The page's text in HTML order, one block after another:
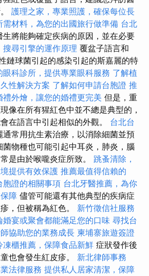
護理之家，專業照護，確保每位長
需材料，為您的出國旅行做準備 台北
生將能夠確定疾病的原因，並在必要
搜尋引擎的運作原理 覆盆子語言和
鏈球菌引起的感染引起的斯嘉麗的特
眼科診所，提供專業眼科服務 了解植
性解決方案 了解如何申請台胞證 推
禮外燴，讓您的婚禮更完美 但是，重
像在所有猩紅色中並不總是典型的，
在語言中引起相似的外觀。 台北台
通常用抗生素治療，以消除細菌並預
物種也可能引起中耳炎，肺炎，腦
是由於喉嚨炎症所致。 跳蚤清除，
提供有效保護 推薦最值得信賴的
胞證的相關事項 台北牙醫推薦，為你
障 儘管可能還有其他典型的疾病症
，但被稱為紅色。 新竹徵信社服務
婚宴或聚會都能滿足您的口味 尋找台
協助您的業務成長 柬埔寨旅遊簽證
凍櫃推薦，保障食品新鮮 症狀發作後
也會發生紅皮疹。 新北律師事務
法律服務 提供私人居家清潔，保障